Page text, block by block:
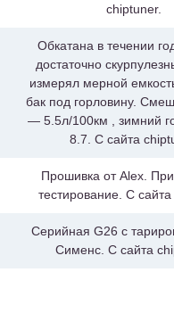
chiptuner.
Обкатана в течении
достаточно
измерял мерной
бак под горловину.
— 5.5л/100км , зимний
8.7. С сайта
Прошивка от Alex.
тестирование. С сайта
Серийная G26 с
Сименс. С сайта